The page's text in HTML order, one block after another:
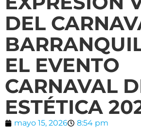
DEL
EL EVENTO
CARNAVAL
ESTÉTICA
mayo 15, 2026
8:54 pm